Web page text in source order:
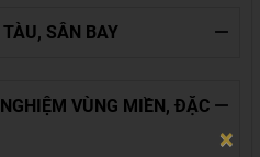
SÂN BAY
VÙNG MIỀN, ĐẶC
×